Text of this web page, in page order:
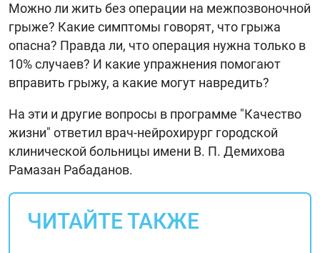
Можно ли жить без операции на межпозвоночной
грыже? Какие симптомы говорят, что грыжа
опасна? Правда ли, что операция нужна только в
10% случаев? И какие упражнения помогают
вправить грыжу, а какие могут навредить?
На эти и другие вопросы в программе "Качество
жизни" ответил врач-нейрохирург городской
клинической больницы имени В. П. Демихова
Рамазан Рабаданов.
ЧИТАЙТЕ ТАКЖЕ